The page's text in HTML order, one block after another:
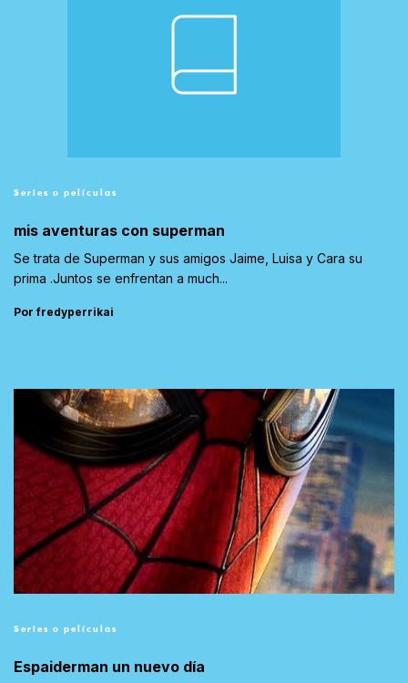
Series o películas
mis aventuras con superman
Se trata de Superman y sus amigos Jaime, Luisa y Cara su
prima .Juntos se enfrentan a much...
Por fredyperrikai
Series o películas
Espaiderman un nuevo día